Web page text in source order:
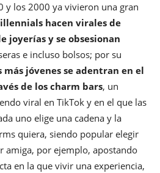
y los 2000 ya vivieron una gran
hacen virales de
joyerías y se obsesionan
e incluso bolsos; por su
más jóvenes se adentran en el
de los charm bars, un
viral en TikTok y en el que las
uno elige una cadena y la
quiera, siendo popular elegir
amiga, por ejemplo, apostando
en la que vivir una experiencia,